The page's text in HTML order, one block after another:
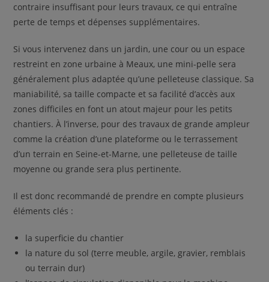
contraire insuffisant pour leurs travaux, ce qui entraîne
perte de temps et dépenses supplémentaires.
Si vous intervenez dans un jardin, une cour ou un espace
restreint en zone urbaine à Meaux, une mini-pelle sera
généralement plus adaptée qu’une pelleteuse classique. Sa
maniabilité, sa taille compacte et sa facilité d’accès aux
zones difficiles en font un atout majeur pour les petits
chantiers. À l’inverse, pour des travaux de grande ampleur
comme la création d’une plateforme ou le terrassement
d’un terrain en Seine-et-Marne, une pelleteuse de taille
moyenne ou grande sera plus pertinente.
Il est donc recommandé de prendre en compte plusieurs
éléments clés :
la superficie du chantier
la nature du sol (terre meuble, argile, gravier, remblais
ou terrain dur)